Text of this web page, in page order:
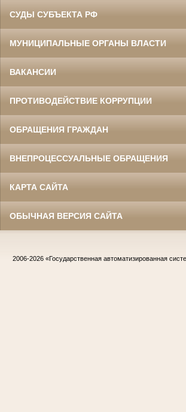
СУДЫ СУБЪЕКТА РФ
МУНИЦИПАЛЬНЫЕ ОРГАНЫ ВЛАСТИ
ВАКАНСИИ
ПРОТИВОДЕЙСТВИЕ КОРРУПЦИИ
ОБРАЩЕНИЯ ГРАЖДАН
ВНЕПРОЦЕССУАЛЬНЫЕ ОБРАЩЕНИЯ
КАРТА САЙТА
ОБЫЧНАЯ ВЕРСИЯ САЙТА
2006-2026 «Государственная автоматизированная